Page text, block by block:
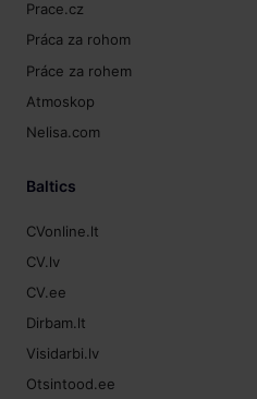
Prace.cz
Práca za rohom
Práce za rohem
Atmoskop
Nelisa.com
Baltics
CVonline.lt
CV.lv
CV.ee
Dirbam.lt
Visidarbi.lv
Otsintood.ee